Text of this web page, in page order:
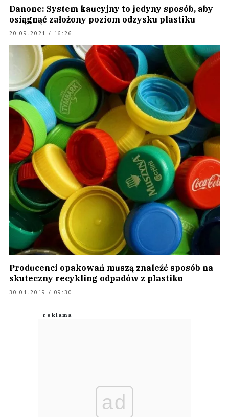
Danone: System kaucyjny to jedyny sposób, aby
osiągnąć założony poziom odzysku plastiku
20.09.2021 / 16:26
Producenci opakowań muszą znaleźć sposób na
skuteczny recykling odpadów z plastiku
30.01.2019 / 09:30
ad